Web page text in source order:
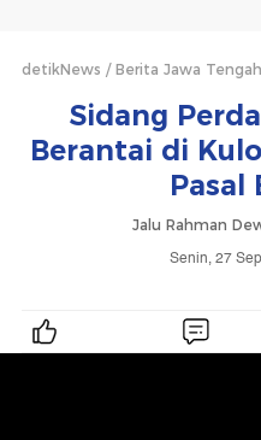
detikNews Berita Jawa Tengah
Sidang
Berantai di
Pasal
Jalu Rahman
Senin, 27